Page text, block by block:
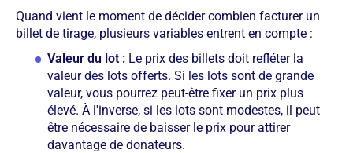
Quand vient le moment de décider combien facturer un
billet de tirage, plusieurs variables entrent en compte :
Valeur du lot : Le prix des billets doit refléter la
valeur des lots offerts. Si les lots sont de grande
valeur, vous pourrez peut-être fixer un prix plus
élevé. À l'inverse, si les lots sont modestes, il peut
être nécessaire de baisser le prix pour attirer
davantage de donateurs.